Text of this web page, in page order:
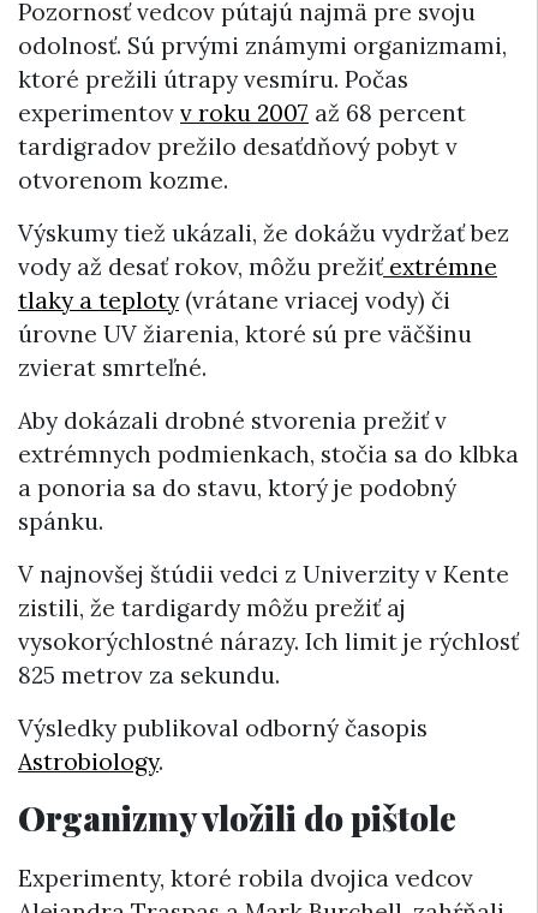
Pozornosť vedcov pútajú najmä pre svoju
odolnosť. Sú prvými známymi organizmami,
ktoré prežili útrapy vesmíru. Počas
experimentov v roku 2007 až 68 percent
tardigradov prežilo desaťdňový pobyt v
otvorenom kozme.
Výskumy tiež ukázali, že dokážu vydržať bez
vody až desať rokov, môžu prežiťextrémne
tlaky a teploty(vrátane vriacej vody) či
úrovne UV žiarenia, ktoré sú pre väčšinu
zvierat smrteľné.
Aby dokázali drobné stvorenia prežiť v
extrémnych podmienkach, stočia sa do klbka
a ponoria sa do stavu, ktorý je podobný
spánku.
V najnovšej štúdii vedci z Univerzity v Kente
zistili, že tardigardy môžu prežiť aj
vysokorýchlostné nárazy. Ich limit je rýchlosť
825 metrov za sekundu.
Výsledky publikoval odborný časopis
Astrobiology.
Organizmy vložili do pištole
Experimenty, ktoré robila dvojica vedcov